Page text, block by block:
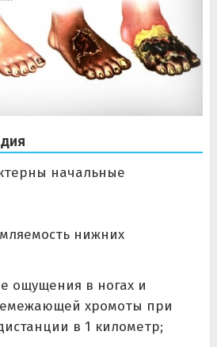
начальные
нижних
ощущения в ногах и
хромоты при
в 1 километр;